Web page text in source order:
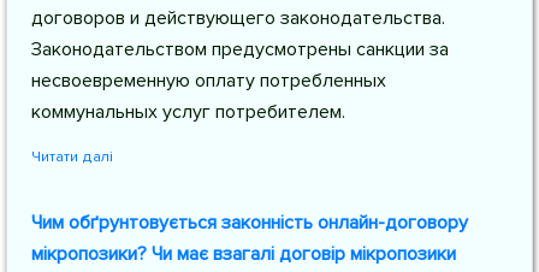
договоров и действующего законодательства.
Законодательством предусмотрены санкции за
несвоевременную оплату потребленных
коммунальных услуг потребителем.
Читати далі
Чим обґрунтовується законність онлайн-договору
мікропозики? Чи має взагалі договір мікропозики